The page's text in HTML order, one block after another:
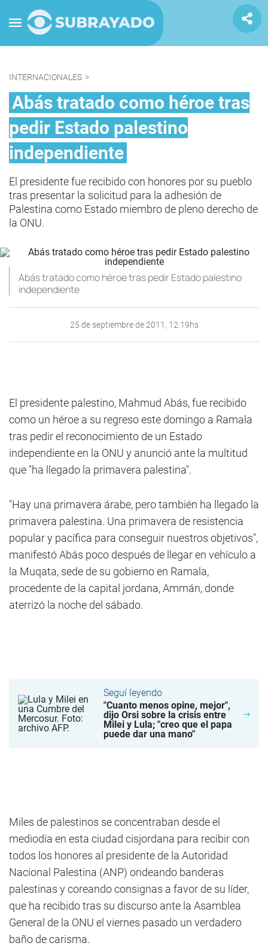
INTERNACIONALES >
Abás tratado como héroe tras
pedir Estado palestino
independiente
El presidente fue recibido con honores por su pueblo
tras presentar la solicitud para la adhesión de
Palestina como Estado miembro de pleno derecho de
la ONU.
Abás tratado como héroe tras pedir Estado palestino
independiente
25 de septiembre de 2011, 12:19hs
El presidente palestino, Mahmud Abás, fue recibido
como un héroe a su regreso este domingo a Ramala
tras pedir el reconocimiento de un Estado
independiente en la ONU y anunció ante la multitud
que "ha llegado la primavera palestina".
"Hay una primavera árabe, pero también ha llegado la
primavera palestina. Una primavera de resistencia
popular y pacífica para conseguir nuestros objetivos",
manifestó Abás poco después de llegar en vehículo a
la Muqata, sede de su gobierno en Ramala,
procedente de la capital jordana, Ammán, donde
aterrizó la noche del sábado.
Seguí leyendo
"Cuanto menos opine, mejor",
dijo Orsi sobre la crisis entre
Milei y Lula; "creo que el papa
puede dar una mano"
Miles de palestinos se concentraban desde el
mediodía en esta ciudad cisjordana para recibir con
todos los honores al presidente de la Autoridad
Nacional Palestina (ANP) ondeando banderas
palestinas y coreando consignas a favor de su líder,
que ha recibido tras su discurso ante la Asamblea
General de la ONU el viernes pasado un verdadero
baño de carisma.